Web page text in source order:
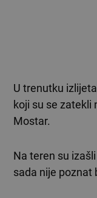
U trenutku
koji su se zatekli
Mostar.
Na teren su
sada nije poznat